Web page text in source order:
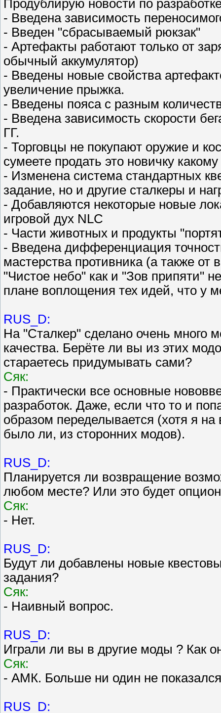
Продублирую новости по
- Введена зависимость
- Введен "сбрасываемый рюкзак"
- Артефакты работают только от
обычный аккумулятор)
- Введены новые свойства
увеличение прыжка.
- Введены пояса с разным
- Введена зависимость скорости
ГГ.
- Торговцы не покупают оружие и
сумеете продать это новичку
- Изменена система стандартных
задание, но и другие сталкеры и
- Добавляются некоторые новые
игровой дух NLC
- Части животных и продукты
- Введена дифференциация
мастерства противника (а также от
"Чистое небо" как и "Зов припяти"
плане воплощения тех идей, что у
RUS_D:
На "Сталкер" сделано очень много
качества. Берёте ли вы из этих
стараетесь придумывать сами?
Сяк:
- Практически все основные
разработок. Даже, если что то и
образом переделывается (хотя я
было ли, из сторонних модов).
RUS_D:
Планируется ли возвращение
любом месте? Или это будет
Сяк:
- Нет.
RUS_D:
Будут ли добавлены новые
задания?
Сяк:
- Наивный вопрос.
RUS_D:
Играли ли вы в другие моды ? Как
Сяк:
- АМК. Больше ни один не
RUS_D: